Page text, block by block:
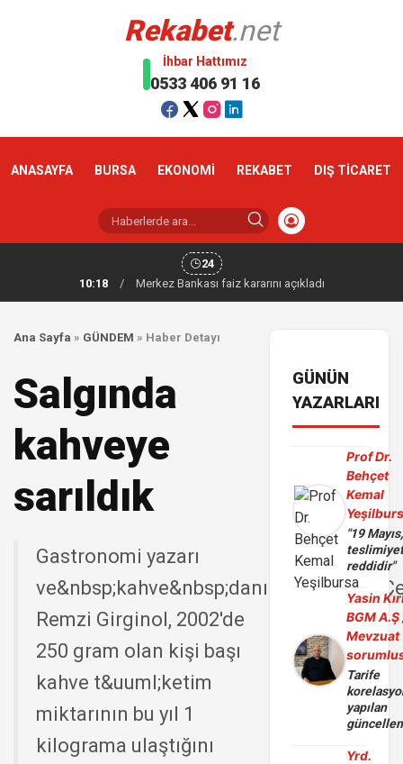
Rekabet.net
İhbar Hattımız
0533 406 91 16
ANASAYFA BURSA EKONOMİ REKABET DIŞ TİCARET
24
10:18
/ Merkez Bankası faiz kararını açıkladı
Ana Sayfa » GÜNDEM » Haber Detayı
Salgında
kahveye
sarıldık
Gastronomi yazarı
Remzi Girginol, 2002'de
250 gram olan kişi başı
kahve t&uuml;ketim
miktarının bu yıl 1
kilograma ulaştığını
GÜNÜN
YAZARLARI
Prof Dr.
Behçet
Kemal
"19 Mayıs,
reddidir"
Yasin
BGM A.Ş
Mevzuat
Tarife
yapılan
Yrd.